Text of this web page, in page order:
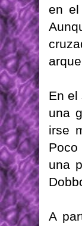
en
En el
una
irse
Poco
una
A